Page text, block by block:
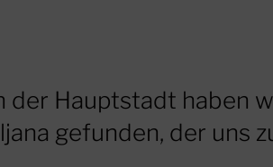
–
der Hauptstadt haben
gefunden, der uns